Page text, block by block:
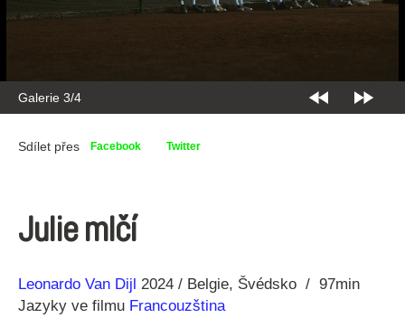
Galerie 3/4
Sdílet přes Facebook Twitter
Julie mlčí
Režie
Leonardo Van Dijl
Rok 2024 Belgie Švédsko
97min
Jazyky ve filmu Francouzština